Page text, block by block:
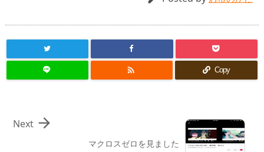
 Copy
マクロスゼロを見ました

Next